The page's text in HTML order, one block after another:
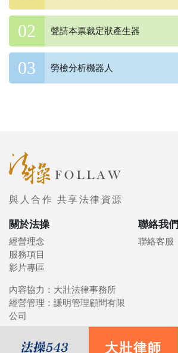
聲請本票裁定狀產生器
勞檢分析機器人
與人合作 共享法律資源
關於法操
經營理念
服務項目
影片專區
聯絡我們
聯絡客服
內容協力：大壯法律事務所
經營管理：謙明管理顧問有限
公司
大壯律師